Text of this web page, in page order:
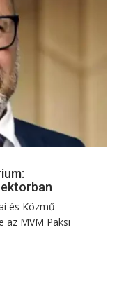
és Közmű-
az MVM Paksi